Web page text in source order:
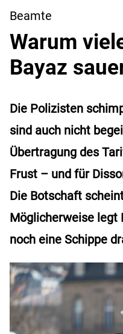
Beamte
Warum
Bayaz
Die Polizisten
sind auch nicht
Übertragung des
Frust – und für
Die Botschaft
Möglicherweise legt
noch eine Schippe